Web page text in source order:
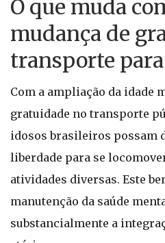
O que muda
mudança de
transporte para
Com a ampliação da idade
gratuidade no transporte
idosos brasileiros possam
liberdade para se
atividades diversas. Este
manutenção da saúde
substancialmente a